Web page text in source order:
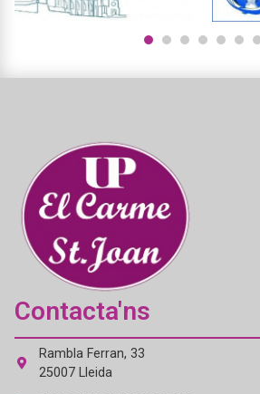
Contacta'ns
Rambla Ferran, 33
25007 Lleida